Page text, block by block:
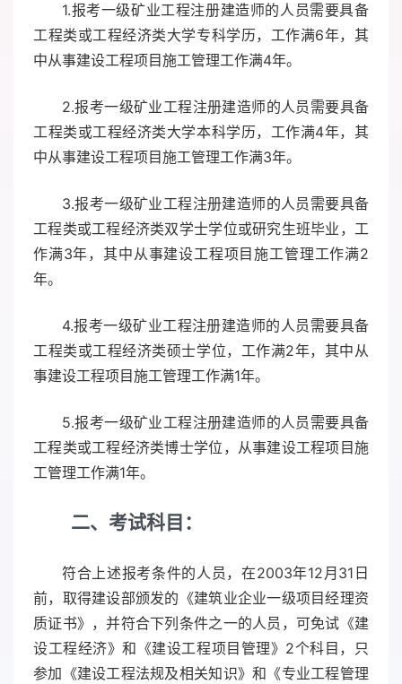
1.报考一级矿业工程注册建造师的人员需要具备
工程类或工程经济类大学专科学历，工作满6年，其
中从事建设工程项目施工管理工作满4年。
2.报考一级矿业工程注册建造师的人员需要具备
工程类或工程经济类大学本科学历，工作满4年，其
中从事建设工程项目施工管理工作满3年。
3.报考一级矿业工程注册建造师的人员需要具备
工程类或工程经济类双学士学位或研究生班毕业，工
作满3年，其中从事建设工程项目施工管理工作满2
年。
4.报考一级矿业工程注册建造师的人员需要具备
工程类或工程经济类硕士学位，工作满2年，其中从
事建设工程项目施工管理工作满1年。
5.报考一级矿业工程注册建造师的人员需要具备
工程类或工程经济类博士学位，从事建设工程项目施
工管理工作满1年。
二、考试科目：
符合上述报考条件的人员，在2003年12月31日
前，取得建设部颁发的《建筑业企业一级项目经理资
质证书》，并符合下列条件之一的人员，可免试《建
设工程经济》和《建设工程项目管理》2个科目，只
参加《建设工程法规及相关知识》和《专业工程管理